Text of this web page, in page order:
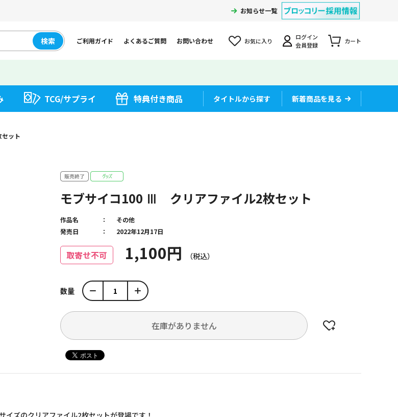
お知らせ一覧
検索 ご利用ガイド よくあるご質問 お問い合わせ お気に入り
ログイン
会員登録
カート
TCG/サプライ 特典付き商品 タイトルから探す 新着商品を見る
ット
モブサイコ100 Ⅲ クリアファイル2枚セット
取寄せ不可 1,100円
作品名
その他
発売日
2022年12月17日
数量
在庫がありません